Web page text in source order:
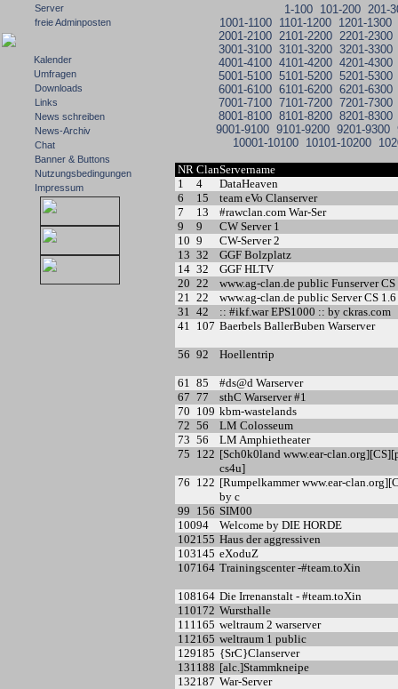
Server
freie Adminposten
Kalender
Umfragen
Downloads
Links
News schreiben
News-Archiv
Chat
Banner & Buttons
Nutzungsbedingungen
Impressum
1-100 101-200 201-
1001-1100 1101-1200 1201-1300
2001-2100 2101-2200 2201-2300
3001-3100 3101-3200 3201-3300
4001-4100 4101-4200 4201-4300
5001-5100 5101-5200 5201-5300
6001-6100 6101-6200 6201-6300
7001-7100 7101-7200 7201-7300
8001-8100 8101-8200 8201-8300
9001-9100 9101-9200 9201-9300
10001-10100 10101-10200
NR ClanServername
1
4
DataHeaven
6
15
team eVo Clanserver
7
13
#rawclan.com War-Ser
9
9
CW Server 1
10 9
CW-Server 2
13 32
GGF Bolzplatz
14 32
GGF HLTV
20 22
www.ag-clan.de public Funserver CS
21 22
www.ag-clan.de public Server CS
31 42
:: #ikf.war EPS1000 :: by ckras.com
41 107 Baerbels BallerBuben Warserver
56 92 Hoellentrip
61 85
#ds@d Warserver
67 77
sthC Warserver #1
70 109 kbm-wastelands
72 56
LM Colosseum
73 56
LM Amphietheater
75 122 [Sch0k0land www.ear-
cs4u]
76 122 [Rumpelkammer www.ear-
by c
99 156 SIM00
10094
Welcome by DIE HORDE
102155 Haus der aggressiven
103145 eXoduZ
107164 Trainingscenter -#team.toXin
108164 Die Irrenanstalt - #team.toXin
110172 Wursthalle
111165 weltraum 2 warserver
112165 weltraum 1 public
129185 {SrC}Clanserver
131188 [alc.]Stammkneipe
132187 War-Server